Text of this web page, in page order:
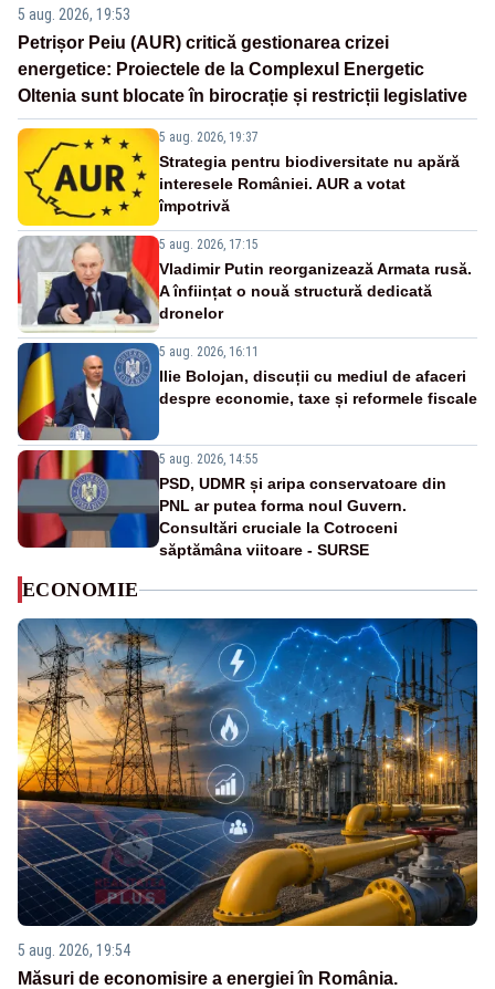
5 aug. 2026, 19:53
Petrișor Peiu (AUR) critică gestionarea crizei
energetice: Proiectele de la Complexul Energetic
Oltenia sunt blocate în birocrație și restricții legislative
5 aug. 2026, 19:37
Strategia pentru biodiversitate nu apără
interesele României. AUR a votat
împotrivă
5 aug. 2026, 17:15
Vladimir Putin reorganizează Armata rusă.
A înființat o nouă structură dedicată
dronelor
5 aug. 2026, 16:11
Ilie Bolojan, discuții cu mediul de afaceri
despre economie, taxe și reformele fiscale
5 aug. 2026, 14:55
PSD, UDMR și aripa conservatoare din
PNL ar putea forma noul Guvern.
Consultări cruciale la Cotroceni
săptămâna viitoare - SURSE
ECONOMIE
5 aug. 2026, 19:54
Măsuri de economisire a energiei în România.